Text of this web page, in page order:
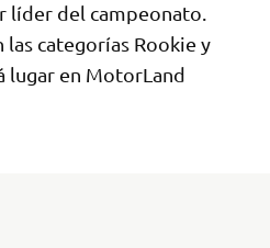
líder del campeonato.
categorías Rookie y
lugar en MotorLand